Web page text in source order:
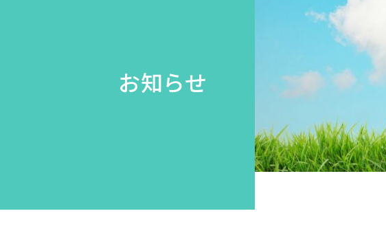
お知らせ